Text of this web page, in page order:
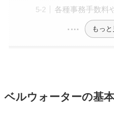
各種事務手数料
もっと
ベルウォーターの基